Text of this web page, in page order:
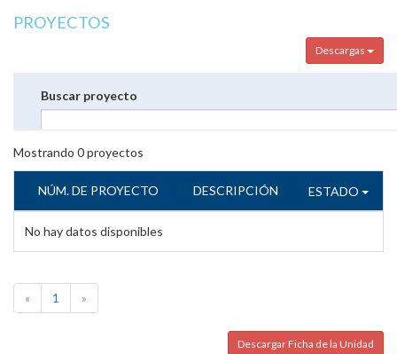
PROYECTOS
Descargas
Buscar proyecto
Mostrando 0proyectos
NÚM. DE PROYECTO DESCRIPCIÓN ESTADO
No hay datos disponibles
« 1 »
Descargar Ficha de la Unidad